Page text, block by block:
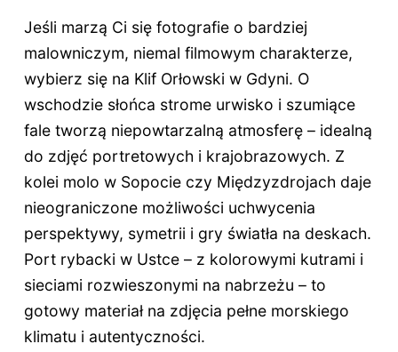
Jeśli marzą Ci się fotografie o bardziej
malowniczym, niemal filmowym charakterze,
wybierz się na Klif Orłowski w Gdyni. O
wschodzie słońca strome urwisko i szumiące
fale tworzą niepowtarzalną atmosferę – idealną
do zdjęć portretowych i krajobrazowych. Z
kolei molo w Sopocie czy Międzyzdrojach daje
nieograniczone możliwości uchwycenia
perspektywy, symetrii i gry światła na deskach.
Port rybacki w Ustce – z kolorowymi kutrami i
sieciami rozwieszonymi na nabrzeżu – to
gotowy materiał na zdjęcia pełne morskiego
klimatu i autentyczności.